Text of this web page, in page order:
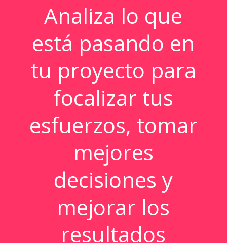
Analiza lo que
está pasando en
tu proyecto para
focalizar tus
esfuerzos, tomar
mejores
decisiones y
mejorar los
resultados